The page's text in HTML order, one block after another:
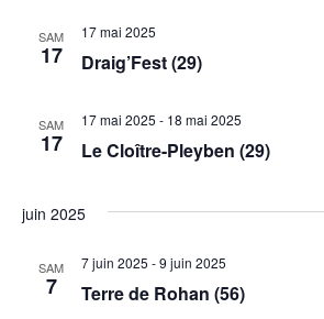
SAM
17 Draig’Fest (29)
17 mai 2025
SAM
17 Le Cloître-Pleyben (29)
17 mai 2025 - 18 mai 2025
juin 2025
SAM
7 Terre de Rohan (56)
7 juin 2025 -9 juin 2025